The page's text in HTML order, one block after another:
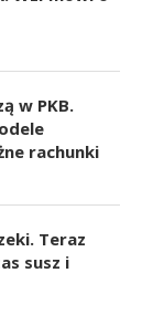
w PKB.
rachunki
Teraz
susz i